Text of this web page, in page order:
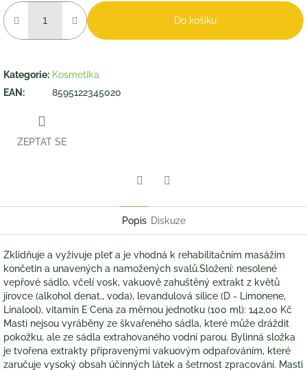
Do košíku
Kategorie: Kosmetika
EAN : 8595122345020
ZEPTAT SE
Popis Diskuze
Zklidňuje a vyživuje pleť a je vhodná k rehabilitačním masážím
končetin a unavených a namožených svalů.Složení: nesolené
vepřové sádlo, včelí vosk, vakuově zahuštěný extrakt z květů
jírovce (alkohol denat., voda), levandulová silice (D - Limonene,
Linalool), vitamín E Cena za měrnou jednotku (100 ml): 142,00 Kč
Masti nejsou vyráběny ze škvařeného sádla, které může dráždit
pokožku, ale ze sádla extrahovaného vodní parou. Bylinná složka
je tvořena extrakty připravenými vakuovým odpařováním, které
zaručuje vysoký obsah účinných látek a šetrnost zpracování. Masti